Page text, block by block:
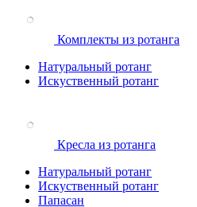
Комплекты из ротанга
Натуральный ротанг
Искуственный ротанг
Кресла из ротанга
Натуральный ротанг
Искуственный ротанг
Папасан